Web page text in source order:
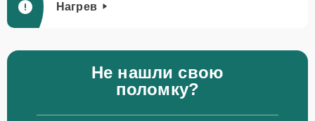
Нагрев
Не нашли свою
поломку?